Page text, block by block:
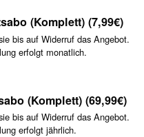
(Komplett) (7,99€)
bis auf Widerruf das Angebot.
erfolgt monatlich.
(Komplett) (69,99€)
bis auf Widerruf das Angebot.
erfolgt jährlich.